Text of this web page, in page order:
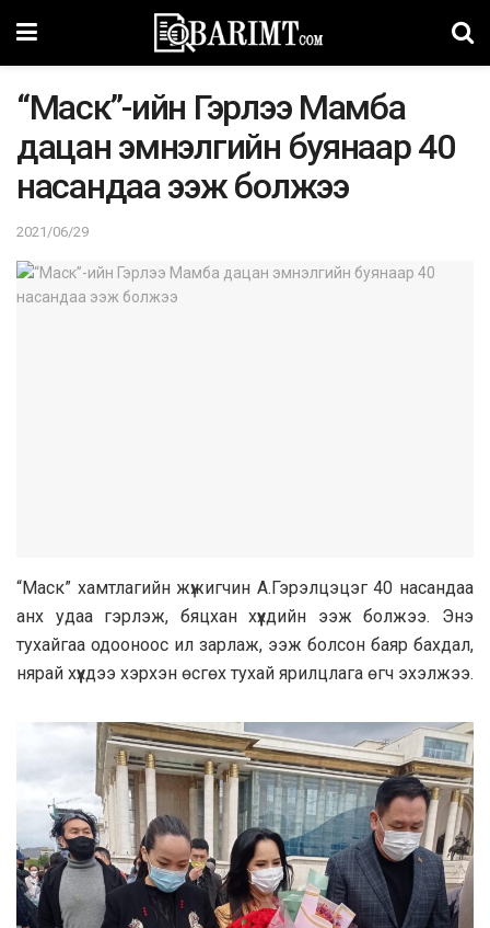
“Маск”-ийн Гэрлээ Мамба
дацан эмнэлгийн буянаар 40
насандаа ээж болжээ
2021/06/29
“Маск” хамтлагийн жүжигчин А.Гэрэлцэцэг 40 насандаа
анх удаа гэрлэж, бяцхан хүүхдийн ээж болжээ. Энэ
тухайгаа одооноос ил зарлаж, ээж болсон баяр бахдал,
нярай хүүхдээ хэрхэн өсгөх тухай ярилцлага өгч эхэлжээ.